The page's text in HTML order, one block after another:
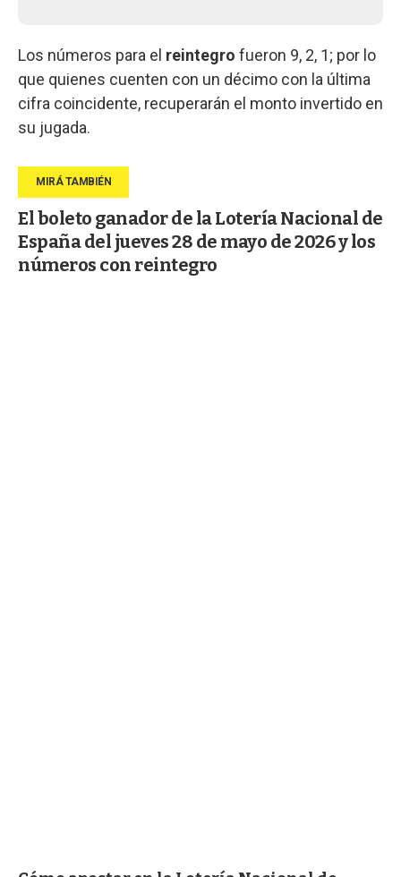
Los números para el reintegro fueron 9, 2, 1; por lo
que quienes cuenten con un décimo con la última
cifra coincidente, recuperarán el monto invertido en
su jugada.
El boleto ganador de la Lotería Nacional de
España del jueves 28 de mayo de 2026 y los
números con reintegro